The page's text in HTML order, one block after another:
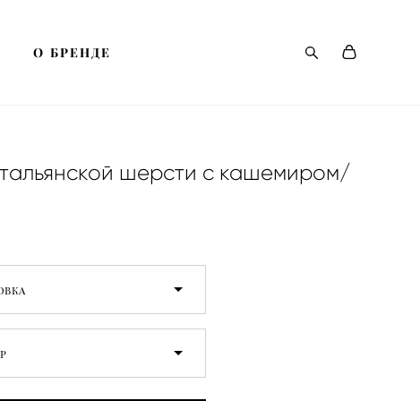
О БРЕНДЕ
О БРЕНДЕ
шерсти с кашемиром/